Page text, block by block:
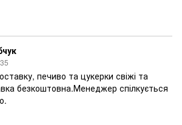
печиво та цукерки свіжі та
безкоштовна.Менеджер спілкується